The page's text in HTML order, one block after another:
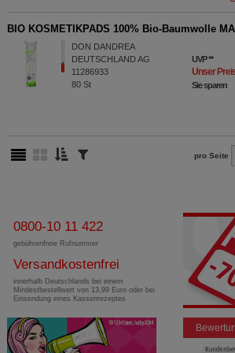
BIO KOSMETIKPADS 100% Bio-Baumwolle
DON DANDREA
DEUTSCHLAND AG
11286933
80 St
UVP**
Unser
Sie sparen
pro Seite
0800-10 11 422
gebührenfreie Rufnummer
Versandkostenfrei
innerhalb Deutschlands bei einem
Mindestbestellwert von 13,99 Euro oder bei
Einsendung eines Kassenrezeptes